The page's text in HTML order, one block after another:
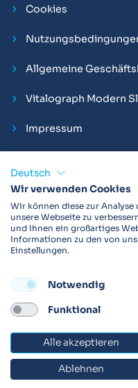
Cookies
Allgemeine
Vitalograph Modern
Impressum
Vitalograph ist ein
EKGs und Bakterien-Viren-
als Technologie- und
FOLLOW
© 2026 Vitalograph
Deutsch
Wir verwenden Cookies
Wir können diese zur
unsere Webseite zu
und Ihnen ein großartiges
Informationen zu den von
Einstellungen.
Notwendig
Funktional
Alle akzeptieren
Ablehnen